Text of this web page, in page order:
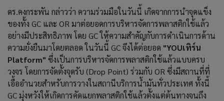
ดร.คงกระพัน กล่าวว่า ความร่วมมือในวันนี้ เกิดจากการนำจุดแข็ง
ของทั้ง GC และ OR มาต่อยอดการบริหารจัดการพลาสติกใช้แล้ว
อย่างมีประสิทธิภาพ โดย GC ให้ความสำคัญกับการดำเนินการด้าน
ความยั่งยืนมาโดยตลอด ในวันนี้ GC จึงได้ต่อยอด "YOUเทิร์น
Platform" ซึ่งเป็นการบริหารจัดการพลาสติกใช้แล้วแบบครบ
วงจร โดยการจัดตั้งจุดรับ (Drop Point) ร่วมกับ OR ซึ่งมีสถานที่ที่
เอื้ออำนวยสำหรับการวางในสถานีบริการน้ำมันทั่วประเทศ ทั้งนี้
GC มุ่งหวังให้เกิดการคัดแยกพลาสติกใช้แล้วตั้งแต่ต้นทางจนถึง